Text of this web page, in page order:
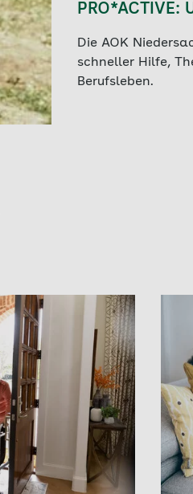
Die AOK
schneller Hilfe,
Berufsleben.